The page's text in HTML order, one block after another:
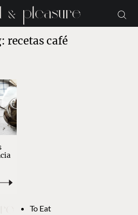
recetas café
To Eat